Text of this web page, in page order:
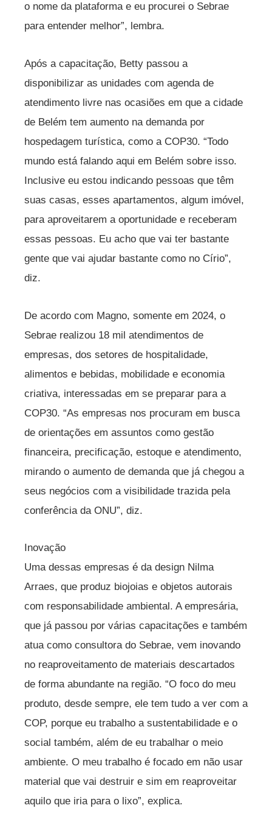
o nome da plataforma e eu procurei o Sebrae
para entender melhor”, lembra.
Após a capacitação, Betty passou a
disponibilizar as unidades com agenda de
atendimento livre nas ocasiões em que a cidade
de Belém tem aumento na demanda por
hospedagem turística, como a COP30. “Todo
mundo está falando aqui em Belém sobre isso.
Inclusive eu estou indicando pessoas que têm
suas casas, esses apartamentos, algum imóvel,
para aproveitarem a oportunidade e receberam
essas pessoas. Eu acho que vai ter bastante
gente que vai ajudar bastante como no Círio”,
diz.
De acordo com Magno, somente em 2024, o
Sebrae realizou 18 mil atendimentos de
empresas, dos setores de hospitalidade,
alimentos e bebidas, mobilidade e economia
criativa, interessadas em se preparar para a
COP30. “As empresas nos procuram em busca
de orientações em assuntos como gestão
financeira, precificação, estoque e atendimento,
mirando o aumento de demanda que já chegou a
seus negócios com a visibilidade trazida pela
conferência da ONU”, diz.
Inovação
Uma dessas empresas é da design Nilma
Arraes, que produz biojoias e objetos autorais
com responsabilidade ambiental. A empresária,
que já passou por várias capacitações e também
atua como consultora do Sebrae, vem inovando
no reaproveitamento de materiais descartados
de forma abundante na região. “O foco do meu
produto, desde sempre, ele tem tudo a ver com a
COP, porque eu trabalho a sustentabilidade e o
social também, além de eu trabalhar o meio
ambiente. O meu trabalho é focado em não usar
material que vai destruir e sim em reaproveitar
aquilo que iria para o lixo”, explica.